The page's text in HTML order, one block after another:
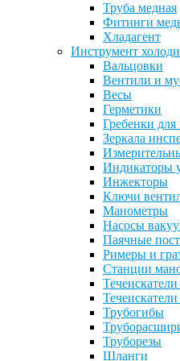
Труба медная
Фитинги
Хладагент
Инструмент
Вальцовки
Вентили и
Весы
Герметики
Гребенки для
Зеркала
Индикаторы
Инжекторы
Ключи
Манометры
Насосы
Паячные
Римеры и
Станции
Трубогибы
Труборезы
Шланги